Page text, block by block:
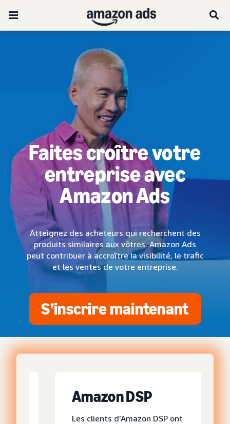
Faites croître votre
entreprise avec
Amazon Ads
Atteignez des acheteurs qui recherchent des
produits similaires aux vôtres. Amazon Ads
peut contribuer à accroître la visibilité, le trafic
et les ventes de votre entreprise.
S’inscrire maintenant
Amazon DSP
Les clients d’Amazon DSP ont